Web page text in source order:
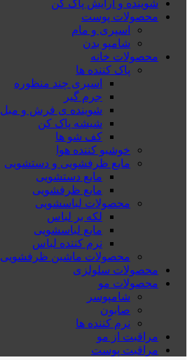
شوینده و ارایش پاک کن
محصولات پوست
اسپری و مام
شامپو بدن
محصولات خانه
پاک کننده ها
اسپری چند منظوره
جرم گیر
شوینده ی فرش و مبل
شیشه پاک کن
کف شو ها
خوشبو کننده هوا
مایع ظرفشویی و دستشویی
مایع دستشویی
مایع ظرفشویی
محصولات لباسشویی
لکه بر لباس
مایع لباسشویی
نرم کننده لباس
محصولات ماشین ظرفشویی
محصولات سلولزی
محصولات مو
شامپوسر
صابون
نرم کننده ها
مراقبت از مو
مراقبت پوست